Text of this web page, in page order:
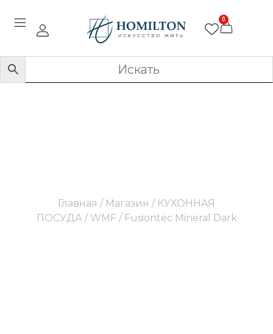
0
Главная / Магазин / КУХОННАЯ
ПОСУДА/ WMF/ Fusiontec Mineral Dark